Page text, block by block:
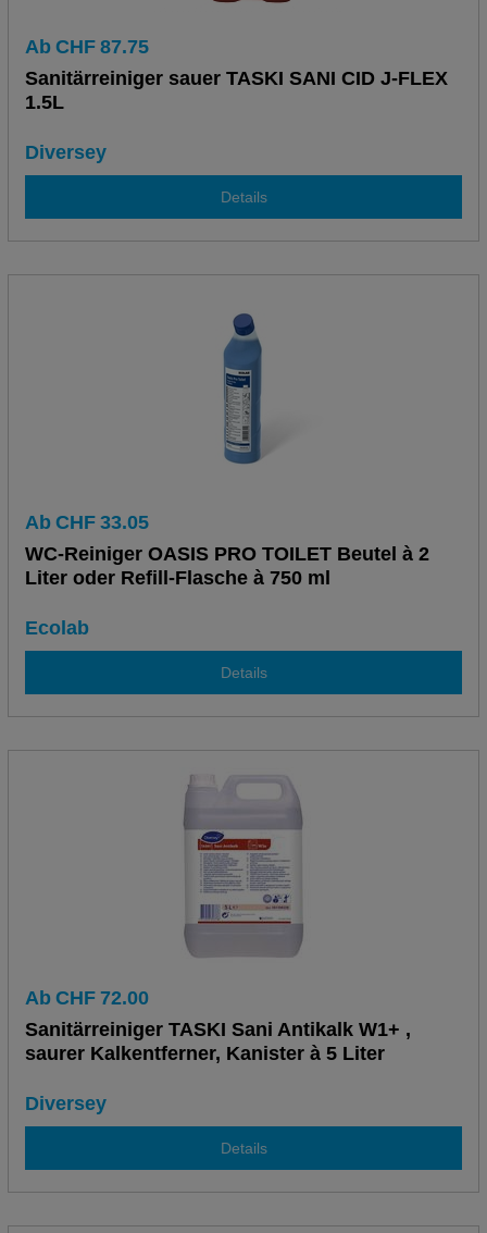
Ab CHF 87.75
Sanitärreiniger sauer TASKI SANI CID J-FLEX
1.5L
Diversey
Details
Ab CHF 33.05
WC-Reiniger OASIS PRO TOILET Beutel à 2
Liter oder Refill-Flasche à 750 ml
Ecolab
Details
Ab CHF 72.00
Sanitärreiniger TASKI Sani Antikalk W1+ ,
saurer Kalkentferner, Kanister à 5 Liter
Diversey
Details